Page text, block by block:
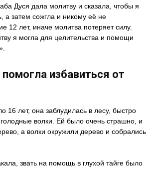
Дуся дала молитву и сказала, чтобы я
а затем сожгла и никому её не
12 лет, иначе молитва потеряет силу.
я могла для целительства и помощи
избавиться от
16 лет, она заблудилась в лесу, быстро
волки. Ей было очень страшно, и
а волки окружили дерево и собрались
звать на помощь в глухой тайге было